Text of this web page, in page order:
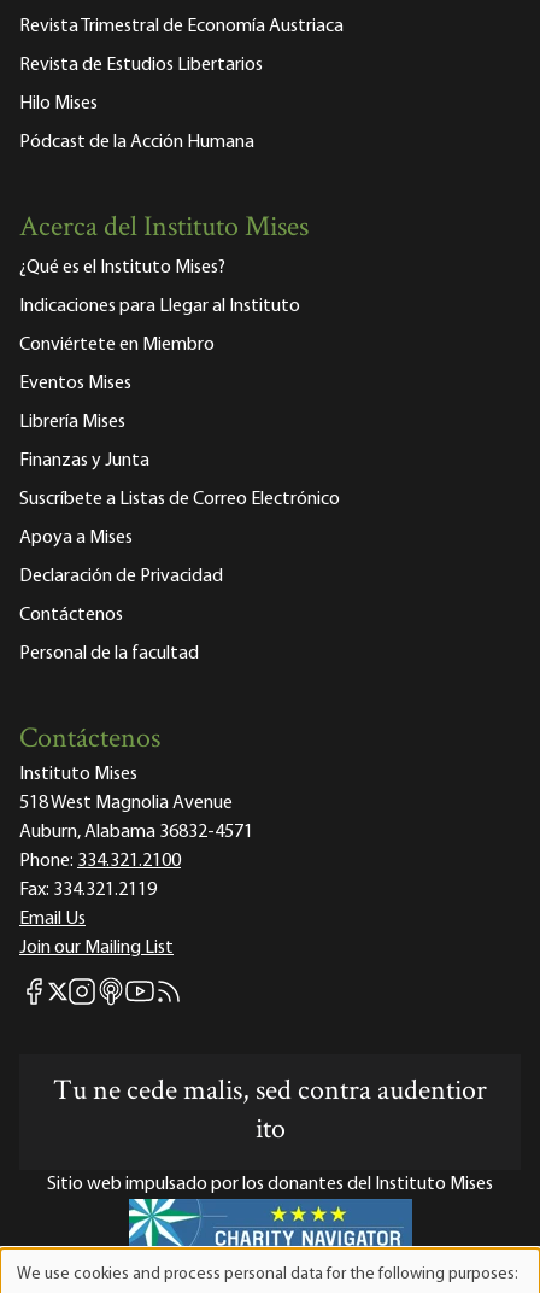
Revista Trimestral de Economía Austriaca
Revista de Estudios Libertarios
Hilo Mises
Pódcast de la Acción Humana
Acerca del Instituto Mises
¿Qué es el Instituto Mises?
Indicaciones para Llegar al Instituto
Conviértete en Miembro
Eventos Mises
Librería Mises
Finanzas y Junta
Suscríbete a Listas de Correo Electrónico
Apoya a Mises
Declaración de Privacidad
Contáctenos
Personal de la facultad
Contáctenos
Instituto Mises
518 West Magnolia Avenue
Auburn, Alabama 36832-4571
Phone: 334.321.2100
Fax: 334.321.2119
Email Us
Join our Mailing List
Mises Facebook
Mises X
Mises Instagram
Mises itunes
Mises Youtube
Mises RSS feed
Tu ne cede malis, sed contra audentior
ito
Sitio web impulsado por los donantes del Instituto Mises
We use cookies and process personal data for the following purposes: